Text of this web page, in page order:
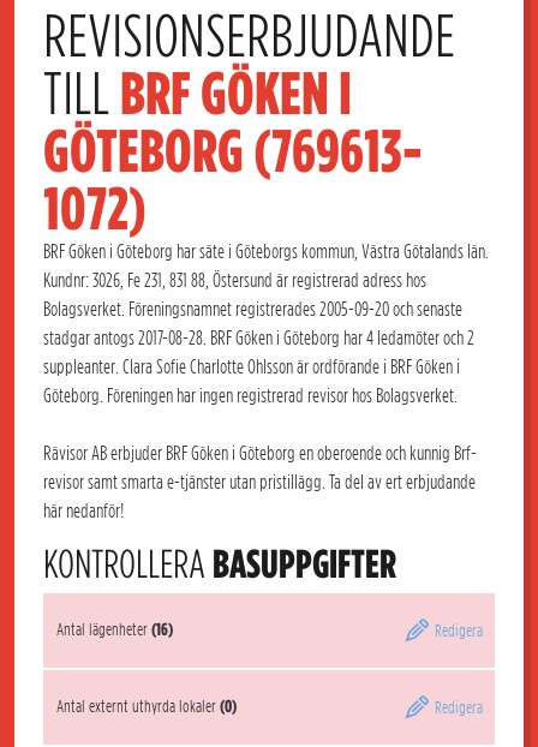
REVISIONSERBJUDANDE
TILL BRF GÖKEN I
GÖTEBORG (769613-
1072)
BRF Göken i Göteborg har säte i Göteborgs kommun, Västra Götalands län.
Kundnr: 3026, Fe 231, 831 88, Östersund är registrerad adress hos
Bolagsverket. Föreningsnamnet registrerades 2005-09-20 och senaste
stadgar antogs 2017-08-28. BRF Göken i Göteborg har 4 ledamöter och 2
suppleanter. Clara Sofie Charlotte Ohlsson är ordförande i BRF Göken i
Göteborg. Föreningen har ingen registrerad revisor hos Bolagsverket.
Rävisor AB erbjuder BRF Göken i Göteborg en oberoende och kunnig Brf-
revisor samt smarta e-tjänster utan pristillägg. Ta del av ert erbjudande
här nedanför!
KONTROLLERA BASUPPGIFTER
Antal lägenheter(16) Redigera
Antal externt uthyrda lokaler(0) Redigera